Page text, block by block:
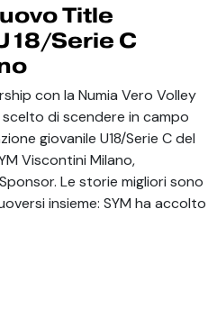
Title
Serie C
con la Numia Vero Volley
scelto di scendere in campo
giovanile U18/Serie C del
Viscontini Milano,
Le storie migliori sono
insieme: SYM ha accolto